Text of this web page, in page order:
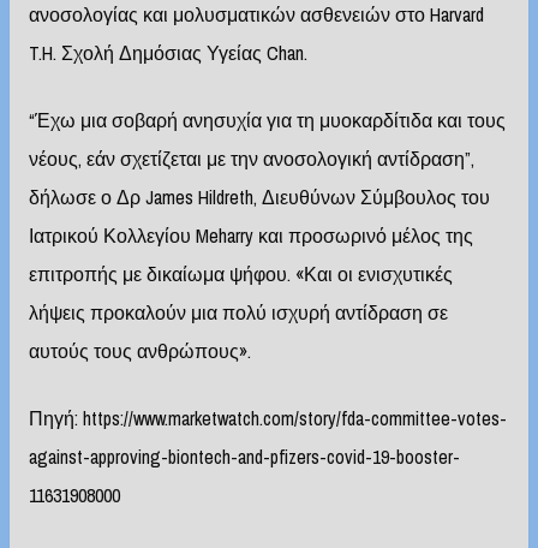
ανοσολογίας και μολυσματικών ασθενειών στο Harvard
T.H. Σχολή Δημόσιας Υγείας Chan.
“Έχω μια σοβαρή ανησυχία για τη μυοκαρδίτιδα και τους
νέους, εάν σχετίζεται με την ανοσολογική αντίδραση”,
δήλωσε ο Δρ James Hildreth, Διευθύνων Σύμβουλος του
Ιατρικού Κολλεγίου Meharry και προσωρινό μέλος της
επιτροπής με δικαίωμα ψήφου. «Και οι ενισχυτικές
λήψεις προκαλούν μια πολύ ισχυρή αντίδραση σε
αυτούς τους ανθρώπους».
Πηγή: https://www.marketwatch.com/story/fda-committee-votes-
against-approving-biontech-and-pfizers-covid-19-booster-
11631908000